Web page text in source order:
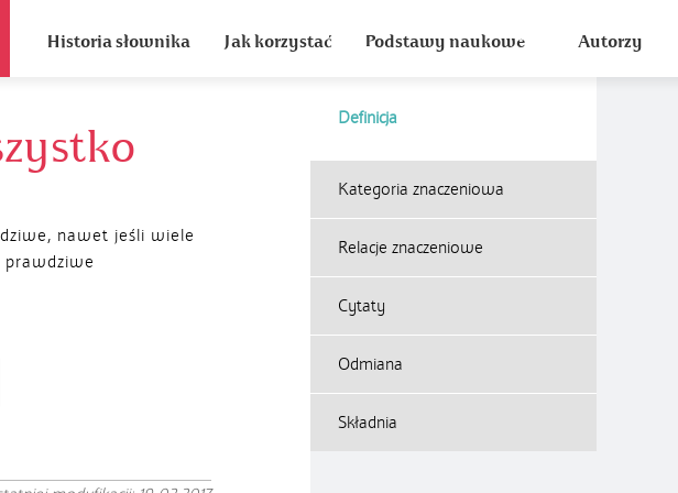
Historia słownika Jak korzystać Podstawy naukowe Autorzy
Definicja
nawet jeśli wiele
prawdziwe
Kategoria znaczeniowa
Relacje znaczeniowe
Cytaty
Odmiana
Składnia